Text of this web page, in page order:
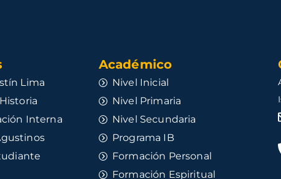
Lima
Interna
Académico
Nivel Inicial
Nivel Primaria
Nivel Secundaria
Programa IB
Formación Personal
Formación Espiritual